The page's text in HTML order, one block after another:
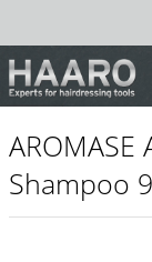
Scheren
Joewell
Shampoo